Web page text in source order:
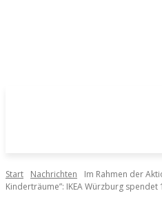
Start Nachrichten
Im Rahmen der
Kinderträume”: IKEA Würzburg spendet